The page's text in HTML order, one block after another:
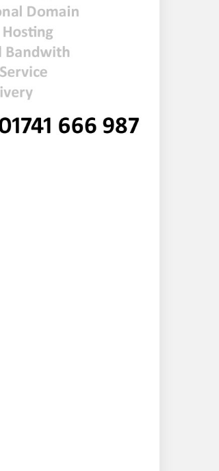
হাসিনাকে বক্তব্যের সুযোগ দিয়ে
জুলাই শহীদদের অসম্মান করেছে
ভারত: রিজভী